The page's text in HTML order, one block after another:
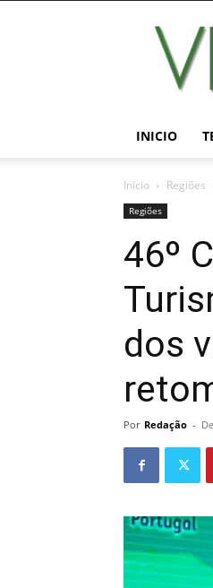
INICIO
Início Regiões
Regiões
46º
dos
Por Redação -